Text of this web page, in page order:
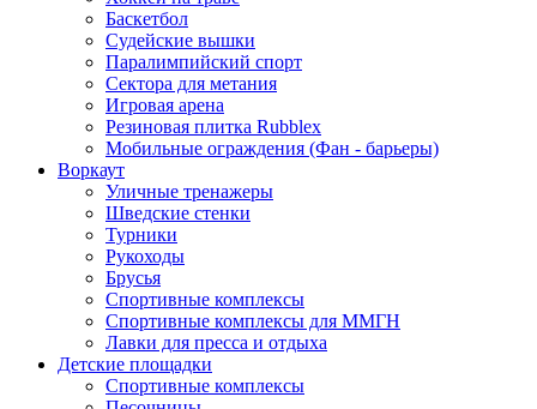
Баскетбол
Судейские вышки
Паралимпийский спорт
Сектора для метания
Игровая арена
Резиновая плитка Rubblex
Мобильные ограждения (Фан - барьеры)
Воркаут
Уличные тренажеры
Шведские стенки
Турники
Рукоходы
Брусья
Спортивные комплексы
Спортивные комплексы для ММГН
Лавки для пресса и отдыха
Детские площадки
Спортивные комплексы